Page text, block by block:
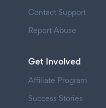
Contact Support
Report Abuse
Get Involved
Affiliate Program
Success Stories